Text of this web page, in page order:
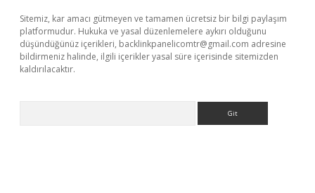
Sitemiz, kar amacı gütmeyen ve tamamen ücretsiz bir bilgi paylaşım
platformudur. Hukuka ve yasal düzenlemelere aykırı olduğunu
düşündüğünüz içerikleri, backlinkpanelicomtr@gmail.com adresine
bildirmeniz halinde, ilgili içerikler yasal süre içerisinde sitemizden
kaldırılacaktır.